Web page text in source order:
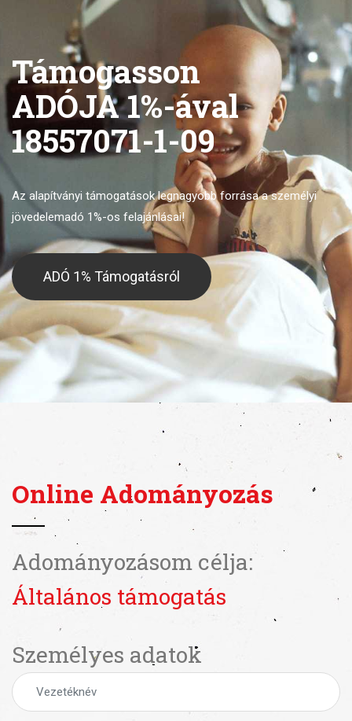
Támogasson
ADÓJA 1%-ával
18557071-1-09
Az alapítványi támogatások legnagyobb forrásaa személyi
jövedelemadó 1%-os felajánlásai!
ADÓ 1% Támogatásról
Online Adományozás
Adományozásom célja:
Általános támogatás
Személyes adatok